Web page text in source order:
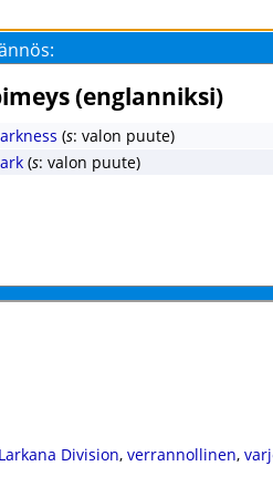
(englanniksi)
(s: valon puute)
(s: valon puute)
Larkana Division, verrannollinen,